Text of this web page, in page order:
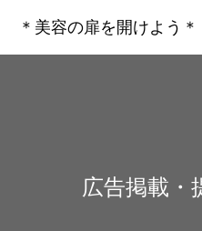
＊美容の扉を開けよう＊
広告掲載・